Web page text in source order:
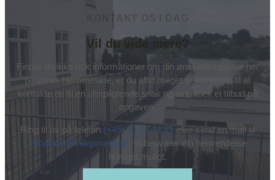
Vil du vide mere?
Finder du ikke nok informationer om din ønskede opgave her
på vores hjemmeside, er du altid meget velkommen til at
kontakte os til en uforpligtende snak og eventuelt et tilbud på
opgaven.
Ring til os på telefon (+45) 31 32 44 15 eller send en mail til
info@toxdevelopment.dk . Vi besvarer din henvendelse
hurtigst muligt.